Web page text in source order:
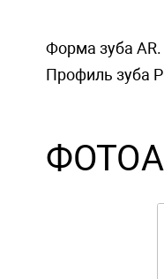
Форма зуба AR.
Профиль зуба